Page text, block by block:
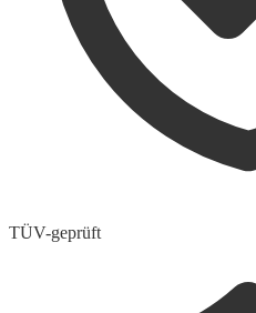
TÜV-geprüft